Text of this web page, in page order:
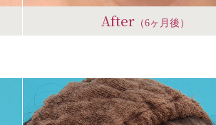
After（6ヶ月後）